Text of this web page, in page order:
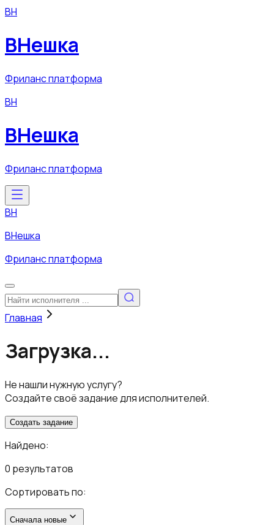
ВН
ВНешка
Фриланс платформа
ВН
ВНешка
Фриланс платформа
ВН
ВНешка
Фриланс платформа
Главная
Загрузка...
Не нашли нужную услугу?
Создайте своё задание для исполнителей.
Создать задание
Найдено:
0 результатов
Сортировать по:
Сначала новые